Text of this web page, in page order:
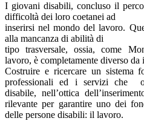
I giovani disabili, concluso il
difficoltà dei loro coetanei ad
inserirsi nel mondo del lavoro.
alla mancanza di abilità di
tipo trasversale, ossia, come
lavoro, è completamente diverso da
Costruire e ricercare un sistema
professionali ed i servizi che
disabile, nell’ottica
rilevante per garantire uno dei
delle persone disabili: il lavoro.